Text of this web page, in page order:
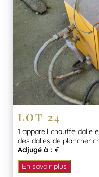
LOT 24
1 appareil chauffe dalle
des dalles de plancher
Adjugé à : €
En savoir plus